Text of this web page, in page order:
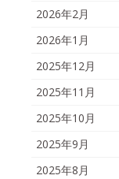
2026年2月
2026年1月
2025年12月
2025年11月
2025年10月
2025年9月
2025年8月